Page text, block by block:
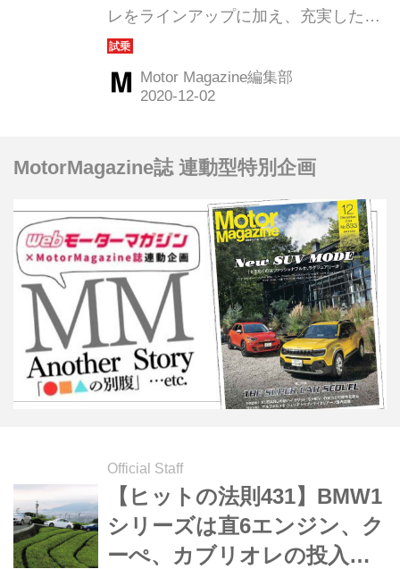
レをラインアップに加え、充実したバ
リエーションを持つモデルとなってい
た。エンジンは直列4気筒1.6Lと2L、
直列6気筒3Lと3L直噴ツインターボの4
ズをいかに重要なモデルと位置づけて
いたかうかがえるが、それぞれのモデ
ルにどのような持ち味があったのか。
個々の性格と魅力を検証している。
（以下の試乗記は、Motor
Magazine2008年6月号より）
Motor Magazine編集部
MotorMagazine誌 連動型特別企画
Official Staff
【ヒットの法則431】BMW1
シリーズは直6エンジン、ク
ーぺ、カブリオレの投入で